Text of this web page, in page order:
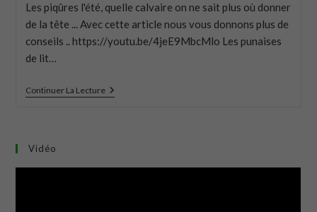
Les piqûres l'été, quelle calvaire on ne sait plus où donner
de la tête ... Avec cette article nous vous donnons plus de
conseils .. https://youtu.be/4jeE9MbcMlo Les punaises
de lit…
Continuer La Lecture
Vidéo